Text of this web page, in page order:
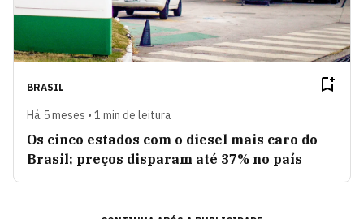
BRASIL
Há 5 meses • 1 min de leitura
Os cinco estados com o diesel mais caro do
Brasil; preços disparam até 37% no país